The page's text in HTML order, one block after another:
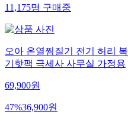
11,175명 구매중
오아 온열찜질기 전기 허리
기핫팩 극세사 사무실 가정용
69,900원
47%36,900원